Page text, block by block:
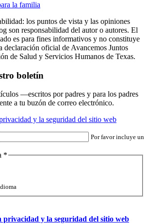
la familia
los puntos de vista y las opiniones
son responsabilidad del autor o autores. El
es para fines informativos y no constituye
declaración oficial de Avancemos Juntos
de Salud y Servicios Humanos de Texas.
boletín
—escritos por padres y para los padres
a tu buzón de correo electrónico.
y la seguridad del sitio web
Por favor incluye un
*
privacidad y la seguridad del sitio web